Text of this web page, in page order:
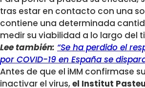
tras estar en contacto con una
contiene una determinada
medir su viabilidad a lo largo del
Lee también: “Se ha perdido el
por COVID-19 en España se
Antes de que el iMM confirmase
inactivar el virus,el Institut